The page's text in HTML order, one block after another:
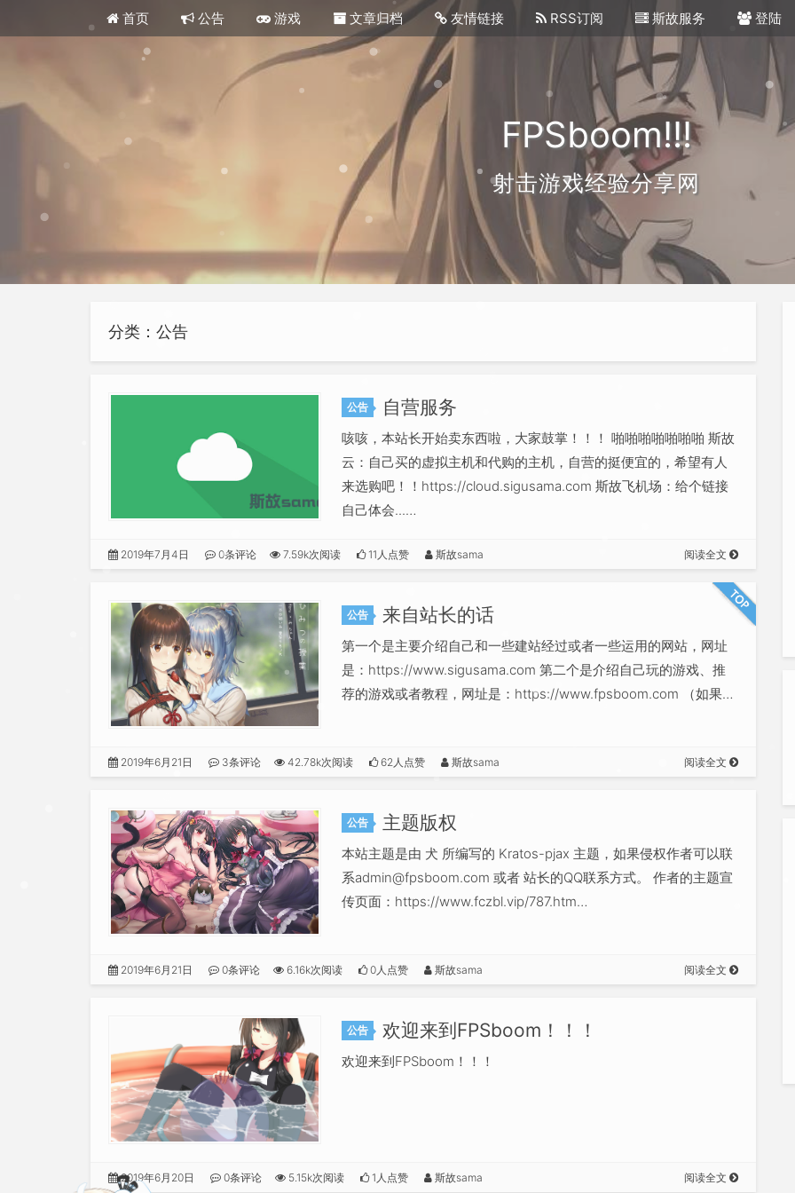
首页 公告 游戏 文章归档 友情链接 RSS订阅 斯故服务 登陆
FPSboom!!!
射击游戏经验分享网
分类：公告
公告 自营服务
咳咳，本站长开始卖东西啦，大家鼓掌！！！ 啪啪啪啪啪啪啪 斯故
云：自己买的虚拟主机和代购的主机，自营的挺便宜的，希望有人
来选购吧！！https://cloud.sigusama.com 斯故飞机场：给个链接
自己体会...…
2019年7月4日 0条评论 7.59k次阅读 11人点赞 斯故sama 阅读全文
公告 来自站长的话
第一个是主要介绍自己和一些建站经过或者一些运用的网站，网址
是：https://www.sigusama.com 第二个是介绍自己玩的游戏、推
荐的游戏或者教程，网址是：https://www.fpsboom.com （如果…
2019年6月21日 3条评论 42.78k次阅读 62人点赞 斯故sama 阅读全文
公告 主题版权
本站主题是由 犬 所编写的 Kratos-pjax 主题，如果侵权作者可以联
系admin@fpsboom.com 或者 站长的QQ联系方式。 作者的主题宣
传页面：https://www.fczbl.vip/787.htm…
2019年6月21日 0条评论 6.16k次阅读 0人点赞 斯故sama 阅读全文
公告 欢迎来到FPSboom！！！
欢迎来到FPSboom！！！
2019年6月20日 0条评论 5.15k次阅读 1人点赞 斯故sama 阅读全文